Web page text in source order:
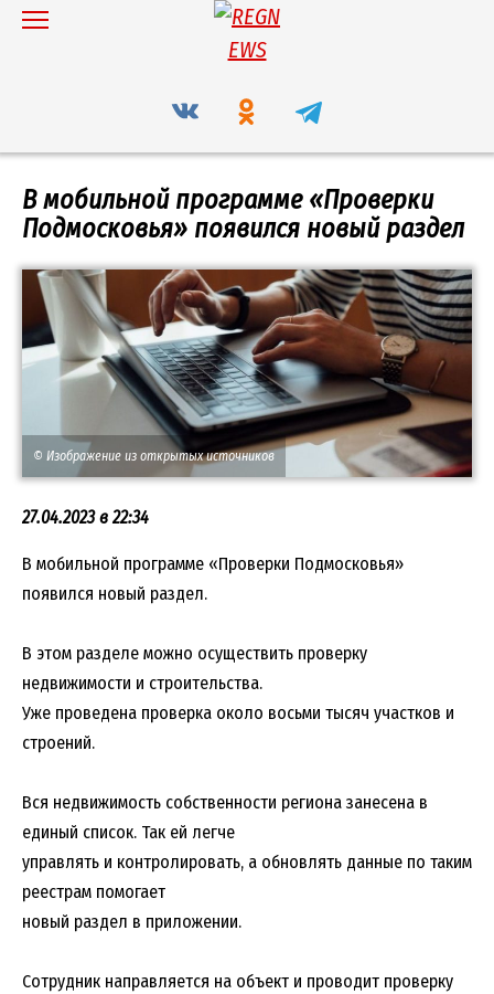
Перейти
В мобильной программе «Проверки
Подмосковья» появился новый раздел
© Изображение из открытых источников
27.04.2023 в 22:34
В мобильной программе «Проверки Подмосковья»
появился новый раздел.
В этом разделе можно осуществить проверку
недвижимости и строительства.
Уже проведена проверка около восьми тысяч участков и
строений.
Вся недвижимость собственности региона занесена в
единый список. Так ей легче
управлять и контролировать, а обновлять данные по таким
реестрам помогает
новый раздел в приложении.
Сотрудник направляется на объект и проводит проверку